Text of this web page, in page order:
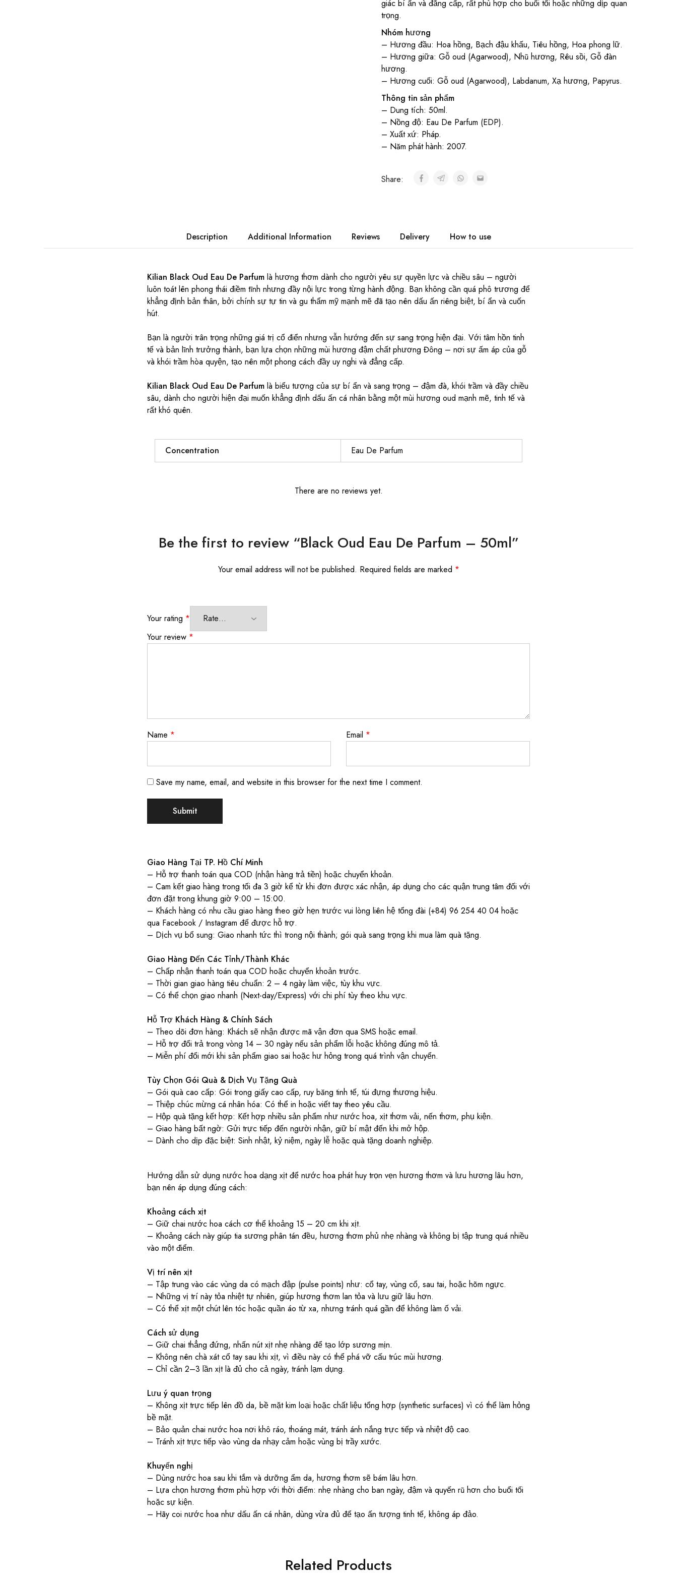
giác bí ẩn và đẳng cấp, rất phù hợp cho buổi tối hoặc những dịp quan
trọng.
Nhóm hương
– Hương đầu: Hoa hồng, Bạch đậu khấu, Tiêu hồng, Hoa phong lữ.
– Hương giữa: Gỗ oud (Agarwood), Nhũ hương, Rêu sồi, Gỗ đàn
hương.
– Hương cuối: Gỗ oud (Agarwood), Labdanum, Xạ hương, Papyrus.
Thông tin sản phẩm
– Dung tích: 50ml.
– Nồng độ: Eau De Parfum (EDP).
– Xuất xứ: Pháp.
– Năm phát hành: 2007.
Share:
Description Additional Information Reviews Delivery How to use
Kilian Black Oud Eau De Parfum là hương thơm dành cho người yêu sự quyền lực và chiều sâu – người
luôn toát lên phong thái điềm tĩnh nhưng đầy nội lực trong từng hành động. Bạn không cần quá phô trương để
khẳng định bản thân, bởi chính sự tự tin và gu thẩm mỹ mạnh mẽ đã tạo nên dấu ấn riêng biệt, bí ẩn và cuốn
hút.
Bạn là người trân trọng những giá trị cổ điển nhưng vẫn hướng đến sự sang trọng hiện đại. Với tâm hồn tinh
tế và bản lĩnh trưởng thành, bạn lựa chọn những mùi hương đậm chất phương Đông – nơi sự ấm áp của gỗ
và khói trầm hòa quyện, tạo nên một phong cách đầy uy nghi và đẳng cấp.
Kilian Black Oud Eau De Parfum là biểu tượng của sự bí ẩn và sang trọng – đậm đà, khói trầm và đầy chiều
sâu, dành cho người hiện đại muốn khẳng định dấu ấn cá nhân bằng một mùi hương oud mạnh mẽ, tinh tế và
rất khó quên.
Concentration Eau De Parfum
There are no reviews yet.
Be the first to review “Black Oud Eau De Parfum – 50ml”
Your email address will not be published. Required fields are marked *
Your rating *
Your review *
Name * Email *
Save my name, email, and website in this browser for the next time I comment.
Giao Hàng Tại TP. Hồ Chí Minh
– Hỗ trợ thanh toán qua COD (nhận hàng trả tiền) hoặc chuyển khoản.
– Cam kết giao hàng trong tối đa 3 giờ kể từ khi đơn được xác nhận, áp dụng cho các quận trung tâm đối với
đơn đặt trong khung giờ 9:00 – 15:00.
– Khách hàng có nhu cầu giao hàng theo giờ hẹn trước vui lòng liên hệ tổng đài (+84) 96 254 40 04 hoặc
qua Facebook / Instagram để được hỗ trợ.
– Dịch vụ bổ sung: Giao nhanh tức thì trong nội thành; gói quà sang trọng khi mua làm quà tặng.
Giao Hàng Đến Các Tỉnh/Thành Khác
– Chấp nhận thanh toán qua COD hoặc chuyển khoản trước.
– Thời gian giao hàng tiêu chuẩn: 2 – 4 ngày làm việc, tùy khu vực.
– Có thể chọn giao nhanh (Next-day/Express) với chi phí tùy theo khu vực.
Hỗ Trợ Khách Hàng & Chính Sách
– Theo dõi đơn hàng: Khách sẽ nhận được mã vận đơn qua SMS hoặc email.
– Hỗ trợ đổi trả trong vòng 14 – 30 ngày nếu sản phẩm lỗi hoặc không đúng mô tả.
– Miễn phí đổi mới khi sản phẩm giao sai hoặc hư hỏng trong quá trình vận chuyển.
Tùy Chọn Gói Quà & Dịch Vụ Tặng Quà
– Gói quà cao cấp: Gói trong giấy cao cấp, ruy băng tinh tế, túi đựng thương hiệu.
– Thiệp chúc mừng cá nhân hóa: Có thể in hoặc viết tay theo yêu cầu.
– Hộp quà tặng kết hợp: Kết hợp nhiều sản phẩm như nước hoa, xịt thơm vải, nến thơm, phụ kiện.
– Giao hàng bất ngờ: Gửi trực tiếp đến người nhận, giữ bí mật đến khi mở hộp.
– Dành cho dịp đặc biệt: Sinh nhật, kỷ niệm, ngày lễ hoặc quà tặng doanh nghiệp.
Hướng dẫn sử dụng nước hoa dạng xịt để nước hoa phát huy trọn vẹn hương thơm và lưu hương lâu hơn,
bạn nên áp dụng đúng cách:
Khoảng cách xịt
– Giữ chai nước hoa cách cơ thể khoảng 15 – 20 cm khi xịt.
– Khoảng cách này giúp tia sương phân tán đều, hương thơm phủ nhẹ nhàng và không bị tập trung quá nhiều
vào một điểm.
Vị trí nên xịt
– Tập trung vào các vùng da có mạch đập (pulse points) như: cổ tay, vùng cổ, sau tai, hoặc hõm ngực.
– Những vị trí này tỏa nhiệt tự nhiên, giúp hương thơm lan tỏa và lưu giữ lâu hơn.
– Có thể xịt một chút lên tóc hoặc quần áo từ xa, nhưng tránh quá gần để không làm ố vải.
Cách sử dụng
– Giữ chai thẳng đứng, nhấn nút xịt nhẹ nhàng để tạo lớp sương mịn.
– Không nên chà xát cổ tay sau khi xịt, vì điều này có thể phá vỡ cấu trúc mùi hương.
– Chỉ cần 2–3 lần xịt là đủ cho cả ngày, tránh lạm dụng.
Lưu ý quan trọng
– Không xịt trực tiếp lên đồ da, bề mặt kim loại hoặc chất liệu tổng hợp (synthetic surfaces) vì có thể làm hỏng
bề mặt.
– Bảo quản chai nước hoa nơi khô ráo, thoáng mát, tránh ánh nắng trực tiếp và nhiệt độ cao.
– Tránh xịt trực tiếp vào vùng da nhạy cảm hoặc vùng bị trầy xước.
Khuyến nghị
– Dùng nước hoa sau khi tắm và dưỡng ẩm da, hương thơm sẽ bám lâu hơn.
– Lựa chọn hương thơm phù hợp với thời điểm: nhẹ nhàng cho ban ngày, đậm và quyến rũ hơn cho buổi tối
hoặc sự kiện.
– Hãy coi nước hoa như dấu ấn cá nhân, dùng vừa đủ để tạo ấn tượng tinh tế, không áp đảo.
Related Products